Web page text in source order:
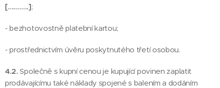
[………..];
- bezhotovostně platební kartou;
- prostřednictvím úvěru poskytnutého třetí osobou.
4.2.Společně s kupní cenou je kupující povinen zaplatit
prodávajícímu také náklady spojené s balením a dodáním